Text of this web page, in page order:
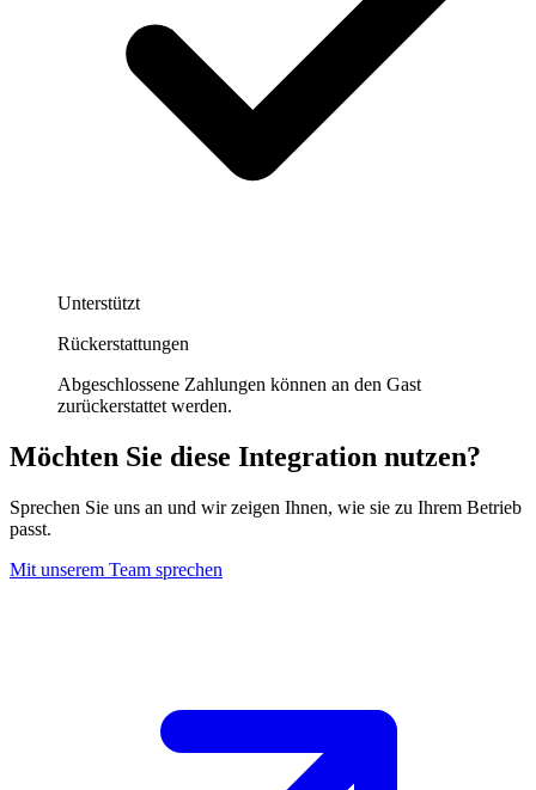
Unterstützt
Rückerstattungen
Abgeschlossene Zahlungen können an den Gast
zurückerstattet werden.
Möchten Sie diese Integration nutzen?
Sprechen Sie uns an und wir zeigen Ihnen, wie sie zu Ihrem Betrieb
passt.
Mit unserem Team sprechen